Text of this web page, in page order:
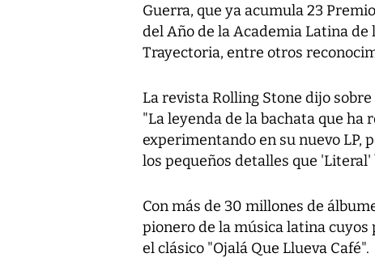
Guerra, que ya acumula 23
del Año de la Academia Latina
Trayectoria, entre otros
La revista Rolling Stone dijo
"La leyenda de la bachata que
experimentando en su nuevo LP,
los pequeños detalles que 'Literal'
Con más de 30 millones de
pionero de la música latina
el clásico "Ojalá Que Llueva Café".